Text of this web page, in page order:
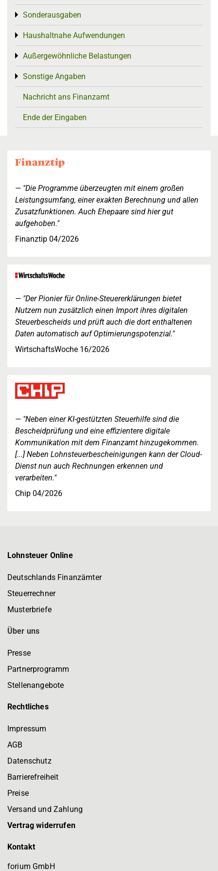
Sonderausgaben
Toggle menu
Haushaltnahe Aufwendungen
Toggle menu
Außergewöhnliche Belastungen
Toggle menu
Sonstige Angaben
Toggle menu
Nachricht ans Finanzamt
Ende der Eingaben
"Die Programme überzeugten mit einem großen
Leistungsumfang, einer exakten Berechnung und allen
Zusatzfunktionen. Auch Ehepaare sind hier gut
aufgehoben."
Finanztip 04/2026
"Der Pionier für Online-Steuererklärungen bietet
Nutzern nun zusätzlich einen Import ihres digitalen
Steuerbescheids und prüft auch die dort enthaltenen
Daten automatisch auf Optimierungspotenzial."
WirtschaftsWoche 16/2026
"Neben einer KI-gestützten Steuerhilfe sind die
Bescheidprüfung und eine effizientere digitale
Kommunikation mit dem Finanzamt hinzugekommen.
[...] Neben Lohnsteuerbescheinigungen kann der Cloud-
Dienst nun auch Rechnungen erkennen und
verarbeiten."
Chip 04/2026
Lohnsteuer Online
Deutschlands Finanzämter
Steuerrechner
Musterbriefe
Über uns
Presse
Partnerprogramm
Stellenangebote
Rechtliches
Impressum
AGB
Datenschutz
Barrierefreiheit
Preise
Versand und Zahlung
Vertrag widerrufen
Kontakt
forium GmbH